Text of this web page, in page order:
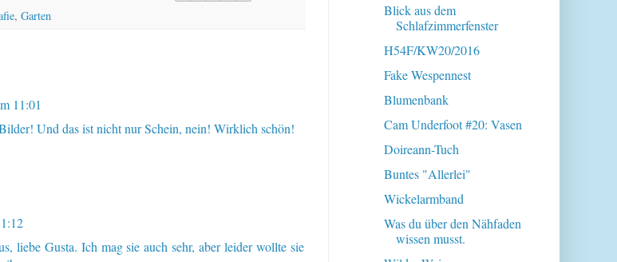
, Garten
11:01
Und das ist nicht nur Schein, nein! Wirklich schön!
liebe Gusta. Ich mag sie auch sehr, aber leider wollte sie
Blick aus dem
Schlafzimmerfenster
H54F/KW20/2016
Fake Wespennest
Blumenbank
Cam Underfoot #20: Vasen
Doireann-Tuch
Buntes "Allerlei"
Wickelarmband
Was du über den Nähfaden
wissen musst.